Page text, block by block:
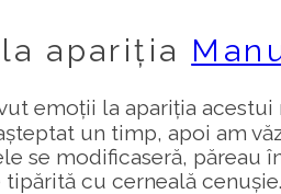
apariția
emoții la apariția
un timp, apoi am
se modificaseră, păreau
tipărită cu cerneală cenușie.